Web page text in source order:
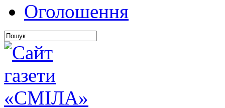
Оголошення